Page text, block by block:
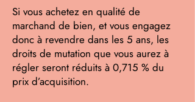
Si vous achetez en qualité de
marchand de bien, et vous engagez
donc à revendre dans les 5 ans, les
droits de mutation que vous aurez à
régler seront réduits à 0,715 % du
prix d’acquisition.